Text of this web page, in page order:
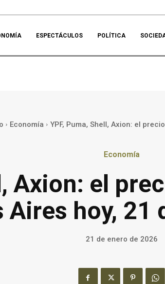
ESPECTÁCULOS POLÍTICA
Economía YPF, Puma, Shell, Axion: el
Economía
Axion: el
Aires hoy, 21
21 de enero de 2026